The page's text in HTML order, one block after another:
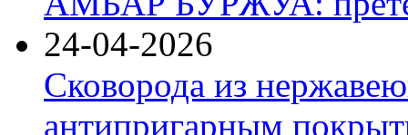
24-04-2026
Сковорода из
антипригарным